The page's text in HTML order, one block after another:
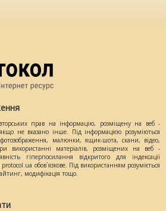
прав на інформацію, розміщену на веб -
не вказано інше. Під інформацією розуміються
фотозображення, малюнки, ящик-шота, скани, відео,
використанні матеріалів, розміщених на веб -
гіперпосилання відкритого для індексації
обов`язкове. Під використанням розуміється
модифікація тощо.